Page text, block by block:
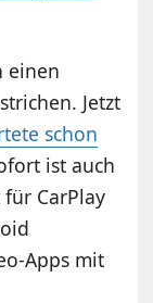
einen
Jetzt
schon
ist auch
CarPlay
Apps mit